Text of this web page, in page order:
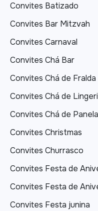
Convites Batizado
Convites Bar Mitzvah
Convites Carnaval
Convites Chá Bar
Convites Chá de Fralda
Convites Chá de
Convites Chá de Panela
Convites Christmas
Convites Churrasco
Convites Festa de
Convites Festa de
Convites Festa junina